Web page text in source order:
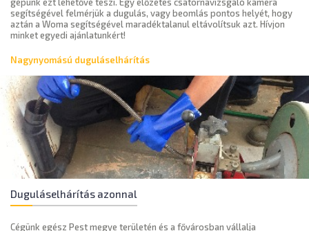
segítségével felmérjük a dugulás, vagy beomlás pontos helyét, hogy
aztán a Woma segítségével maradéktalanul eltávolítsuk azt. Hívjon
minket egyedi ajánlatunkért!
Nagynyomású duguláselhárítás
Duguláselhárítás azonnal
Cégünk egész Pest megye területén és a fővárosban vállalja